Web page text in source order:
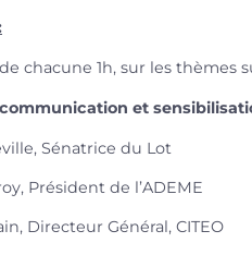
chacune 1h, sur les thèmes
et
Sénatrice du Lot
Président de l’ADEME
Directeur Général, CITEO